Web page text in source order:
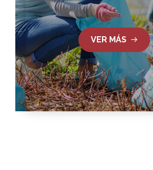
VER MÁS